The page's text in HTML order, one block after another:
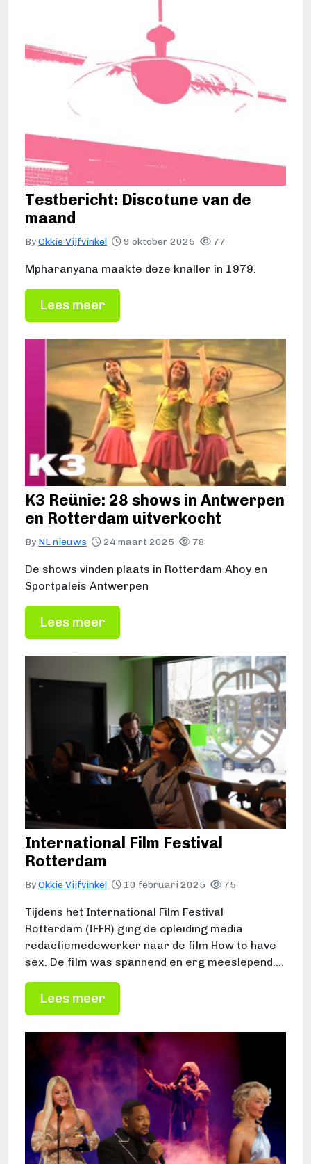
Testbericht: Discotune van de
maand
ByOkkie Vijfvinkel 9 oktober 2025 77
Mpharanyana maakte deze knaller in 1979.
Lees meer
K3 Reünie: 28 shows in Antwerpen
en Rotterdam uitverkocht
ByNL nieuws 24 maart 2025 78
De shows vinden plaats in Rotterdam Ahoy en
Sportpaleis Antwerpen
Lees meer
International Film Festival
Rotterdam
ByOkkie Vijfvinkel 10 februari 2025 75
Tijdens het International Film Festival
Rotterdam (IFFR) ging de opleiding media
redactiemedewerker naar de film How to have
sex. De film was spannend en erg meeslepend.…
Lees meer